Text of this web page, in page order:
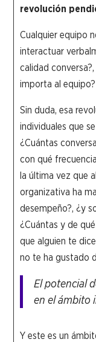
revolución
Cualquier equipo
interactuar
calidad
importa al equipo?
Sin duda, esa
individuales que
¿Cuántas
con qué
la última vez que
organizativa ha
desempeño?, ¿y
¿Cuántas y de
que alguien te
no te ha gustado
El potencial
en el ámbito
Y este es un